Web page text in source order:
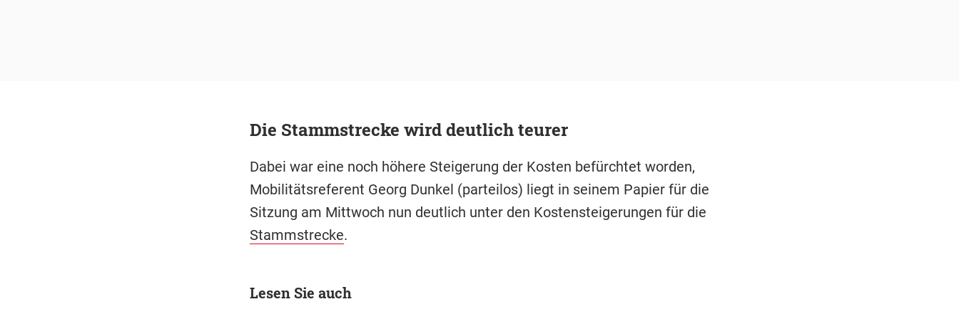
Die Stammstrecke wird deutlich teurer
Dabei war eine noch höhere Steigerung der Kosten befürchtet worden,
Mobilitätsreferent Georg Dunkel (parteilos) liegt in seinem Papier für die
Sitzung am Mittwoch nun deutlich unter den Kostensteigerungen für die
Stammstrecke.
Lesen Sie auch